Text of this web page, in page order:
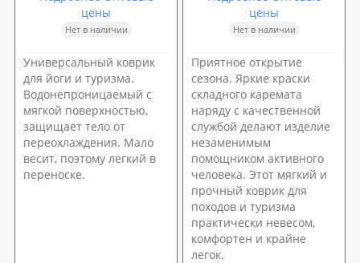
цены
Нет в наличии
Универсальный коврик
для йоги и туризма.
Водонепроницаемый с
мягкой поверхностью,
защищает тело от
переохлаждения. Мало
весит, поэтому легкий в
переноске.
цены
Нет в наличии
Приятное открытие
сезона. Яркие краски
складного каремата
наряду с качественной
службой делают изделие
незаменимым
помощником активного
человека. Этот мягкий и
прочный коврик для
походов и туризма
практически невесом,
комфортен и крайне
легок.